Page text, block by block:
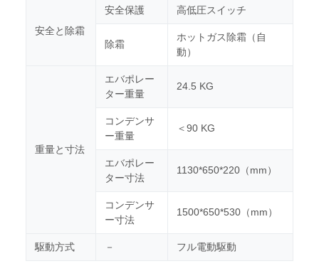
安全と除霜
安全保護 高低圧スイッチ
除霜
ホットガス除霜（自
動）
重量と寸法
エバポレー
ター重量
24.5 KG
コンデンサ
ー重量
＜90 KG
エバポレー
ター寸法
1130*650*220（mm）
コンデンサ
ー寸法
1500*650*530（mm）
駆動方式 － フル電動駆動